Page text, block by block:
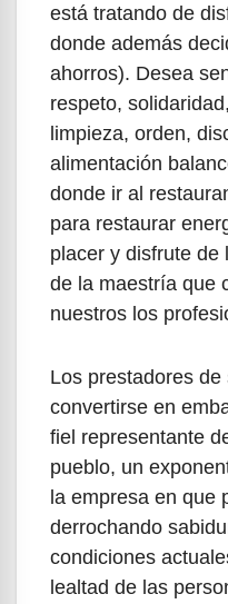
está tratando de
donde además
ahorros). Desea
respeto,
limpieza, orden,
alimentación
donde ir al
para restaurar
placer y disfrute de
de la maestría que
nuestros los
Los prestadores
convertirse en
fiel representante
pueblo, un
la empresa en que
derrochando
condiciones
lealtad de las